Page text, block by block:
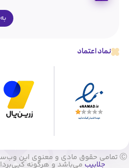
نماد اعتماد
Ⓒ تمامی حقوق مادی و معنوی این وب‌سایت متعلق به
جلابیب می‌باشد و هرگونه